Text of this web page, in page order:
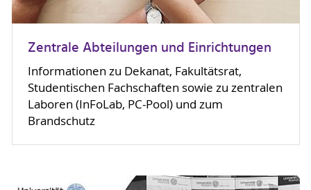
Zentrale Abteilungen und Einrichtungen
Informationen zu Dekanat, Fakultätsrat,
Studentischen Fachschaften sowie zu zentralen
Laboren (InFoLab, PC-Pool) und zum
Brandschutz